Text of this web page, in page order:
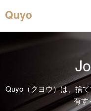
Quyo
Quyo（クヨウ）は、捨
有す